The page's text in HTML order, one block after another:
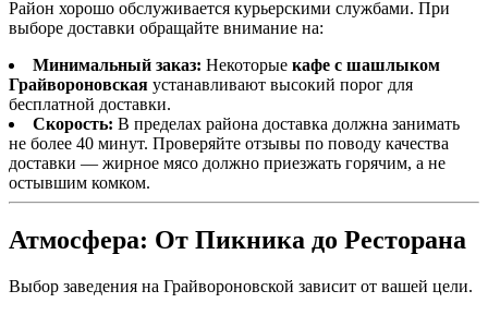
Район хорошо обслуживается курьерскими службами. При
выборе доставки обращайте внимание на:
Минимальный заказ: Некоторые кафе с шашлыком
Грайвороновская устанавливают высокий порог для
бесплатной доставки.
Скорость: В пределах района доставка должна занимать
не более 40 минут. Проверяйте отзывы по поводу качества
доставки — жирное мясо должно приезжать горячим, а не
остывшим комком.
Атмосфера: От Пикника до Ресторана
Выбор заведения на Грайвороновской зависит от вашей цели.